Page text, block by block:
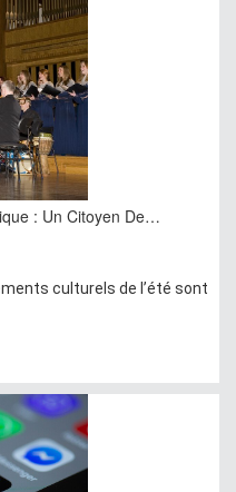
: Un Citoyen De…
culturels de l’été sont